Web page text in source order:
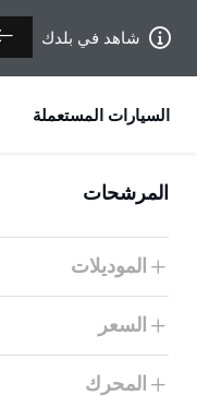
شاهد في بلدك
السيارات المستعملة
المرشحات
الموديلات
السعر
المحرك